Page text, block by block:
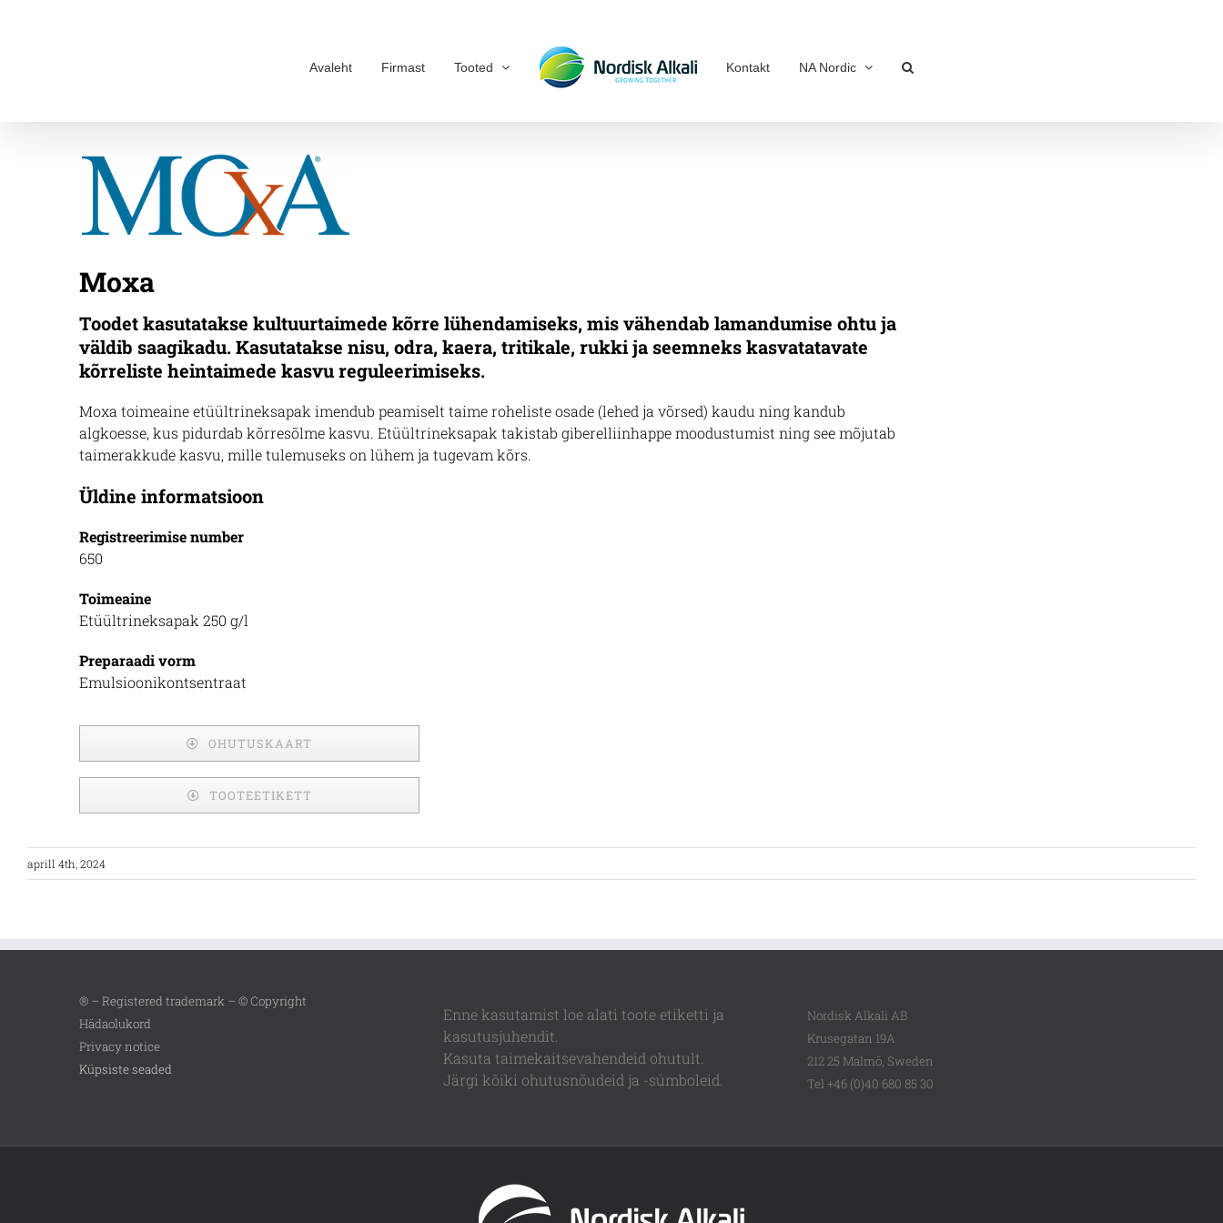
Avaleht Firmast Tooted Kontakt NA Nordic
Moxa
Toodet kasutatakse kultuurtaimede kõrre lühendamiseks, mis vähendab lamandumise ohtu ja
väldib saagikadu. Kasutatakse nisu, odra, kaera, tritikale, rukki ja seemneks kasvatatavate
kõrreliste heintaimede kasvu reguleerimiseks.
Moxa toimeaine etüültrineksapak imendub peamiselt taime roheliste osade (lehed ja võrsed) kaudu ning kandub
algkoesse, kus pidurdab kõrresõlme kasvu. Etüültrineksapak takistab giberelliinhappe moodustumist ning see mõjutab
taimerakkude kasvu, mille tulemuseks on lühem ja tugevam kõrs.
Üldine informatsioon
Registreerimise number
650
Toimeaine
Etüültrineksapak 250 g/l
Preparaadi vorm
Emulsioonikontsentraat
OHUTUSKAART
TOOTEETIKETT
aprill 4th, 2024
® – Registered trademark – © Copyright
Hädaolukord
Privacy notice
Küpsiste seaded
Enne kasutamist loe alati toote etiketti ja
kasutusjuhendit.
Kasuta taimekaitsevahendeid ohutult.
Järgi kõiki ohutusnõudeid ja -sümboleid.
Nordisk Alkali AB
Krusegatan 19A
212 25 Malmö, Sweden
Tel +46 (0)40 680 85 30